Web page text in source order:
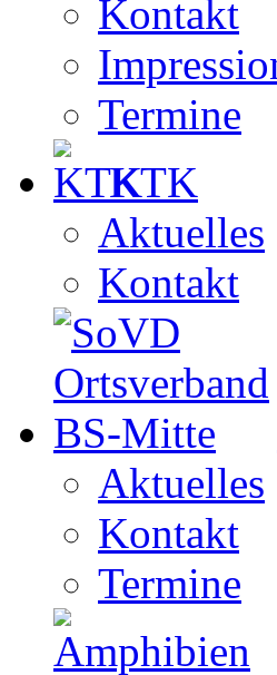
Kontakt
Termine
KTK
Aktuelles
Kontakt
Aktuelles
Kontakt
Termine